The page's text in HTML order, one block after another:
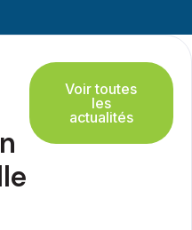
Voir toutes
les
actualités